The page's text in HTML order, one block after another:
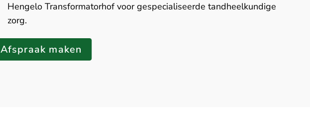
Hengelo Transformatorhof voor gespecialiseerde tandheelkundige
zorg.
Afspraak maken